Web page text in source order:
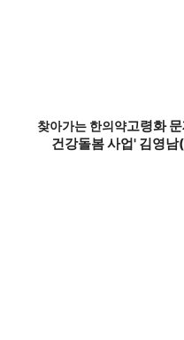
찾아가는 한의약고령화
건강돌봄 사업' 김영